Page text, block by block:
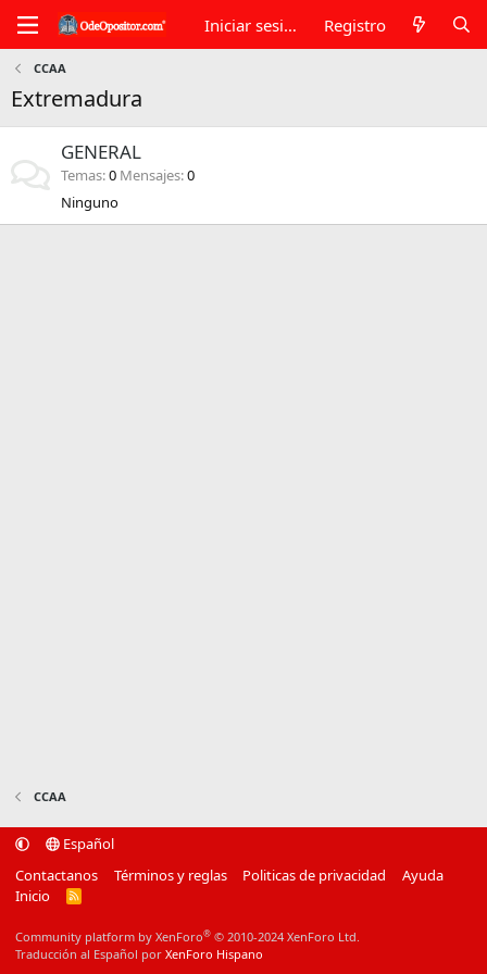
Iniciar sesión Registro
CCAA
Extremadura
GENERAL
Temas 0 Mensajes 0
Ninguno
CCAA
Español
Contactanos
Términos y reglas Politicas de privacidad
Ayuda
Inicio
R
Community platform by XenForo® © 2010-2024 XenForo Ltd.
Traducción al Español por XenForo Hispano